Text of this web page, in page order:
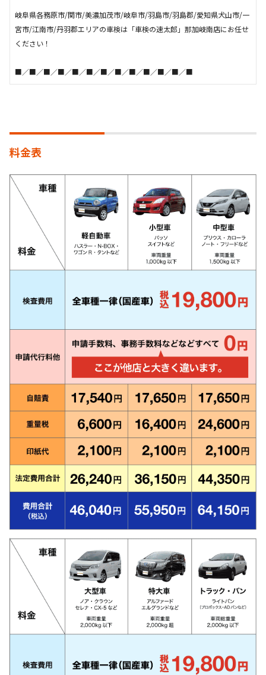
岐阜県各務原市/関市/美濃加茂市/岐阜市/羽島市/羽島郡/愛知県犬山市/一
宮市/江南市/丹羽郡エリアの車検は「車検の速太郎」那加岐南店にお任せ
ください！
■／■／■／■／■／■／■／■／■／■／■／■／■
料金表